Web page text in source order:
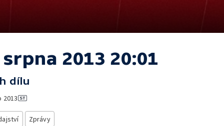
srpna 2013 20:01
dílu
2013
Zprávy